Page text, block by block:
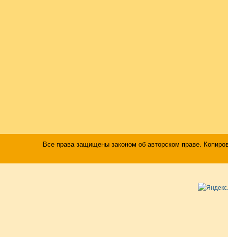
Все права защищены законом об авторском праве.